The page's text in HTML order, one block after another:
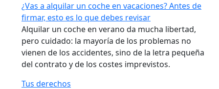
¿Vas a alquilar un coche en vacaciones? Antes de
firmar, esto es lo que debes revisar
Alquilar un coche en verano da mucha libertad,
pero cuidado: la mayoría de los problemas no
vienen de los accidentes, sino de la letra pequeña
del contrato y de los costes imprevistos.
Tus derechos